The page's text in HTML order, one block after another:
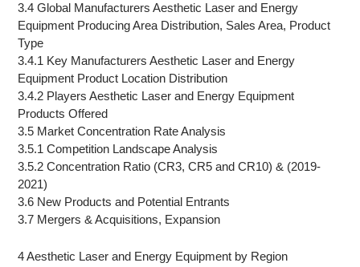
3.4 Global Manufacturers Aesthetic Laser and Energy
Equipment Producing Area Distribution, Sales Area, Product
Type
3.4.1 Key Manufacturers Aesthetic Laser and Energy
Equipment Product Location Distribution
3.4.2 Players Aesthetic Laser and Energy Equipment
Products Offered
3.5 Market Concentration Rate Analysis
3.5.1 Competition Landscape Analysis
3.5.2 Concentration Ratio (CR3, CR5 and CR10) & (2019-
2021)
3.6 New Products and Potential Entrants
3.7 Mergers & Acquisitions, Expansion
4 Aesthetic Laser and Energy Equipment by Region